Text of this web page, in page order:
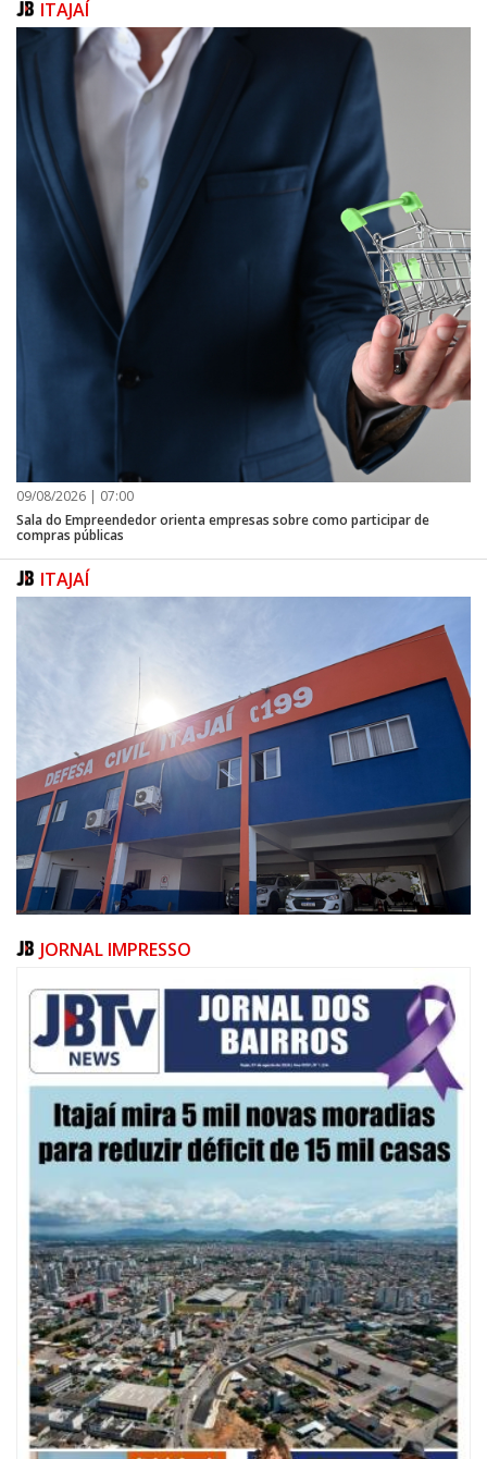
ITAJAÍ
09/08/2026 | 07:00
Sala do Empreendedor orienta empresas sobre como participar de
compras públicas
ITAJAÍ
09/08/2026 | 07:00
Defesa Civil de Itajaí apresentará plano de contingência contra El Niño na
ITAJAÍ
JORNAL IMPRESSO